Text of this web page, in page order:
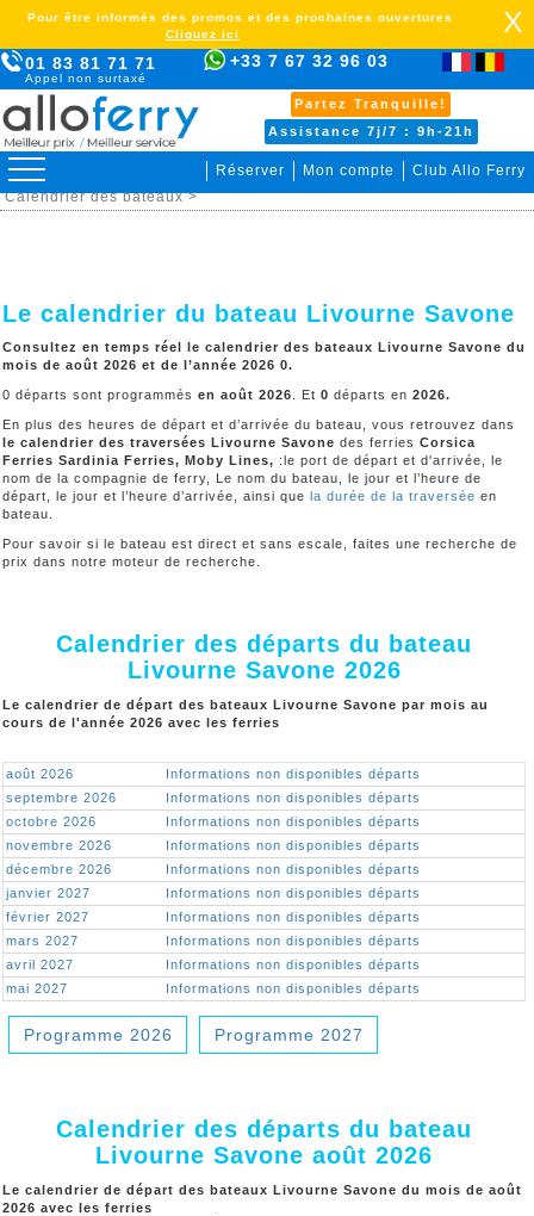
01 83 81 71 71
Appel non surtaxé
+33 7 67 32 96 03
Partez Tranquille!
Assistance 7j/7 : 9h-21h
Réserver Mon compte Club Allo Ferry
Pour être informés des promos et des prochaines ouvertures
Cliquez ici
X
> Livourne Savone > Organiser votre voyage >
Calendrier des bateaux >
Le calendrier du bateau Livourne Savone
Consultez en temps réel le calendrier des bateaux Livourne Savone du
mois de août 2026 et de l’année 2026 0.
0 départs sont programmés en août 2026 . Et 0 départs en 2026.
En plus des heures de départ et d’arrivée du bateau, vous retrouvez dans
le calendrier des traversées Livourne Savone des ferries Corsica
Ferries Sardinia Ferries, Moby Lines, :le port de départ et d'arrivée, le
nom de la compagnie de ferry, Le nom du bateau, le jour et l’heure de
départ, le jour et l’heure d’arrivée, ainsi que la durée de la traversée en
bateau.
Pour savoir si le bateau est direct et sans escale, faites une recherche de
prix dans notre moteur de recherche.
Calendrier des départs du bateau
Livourne Savone 2026
Le calendrier de départ des bateaux Livourne Savone par mois au
cours de l'année 2026 avec les ferries
août 2026
Informations non disponibles départs
septembre 2026
Informations non disponibles départs
octobre 2026
Informations non disponibles départs
novembre 2026
Informations non disponibles départs
décembre 2026
Informations non disponibles départs
janvier 2027
Informations non disponibles départs
février 2027
Informations non disponibles départs
mars 2027
Informations non disponibles départs
avril 2027
Informations non disponibles départs
mai 2027
Informations non disponibles départs
Programme 2026 Programme 2027
Calendrier des départs du bateau
Livourne Savone août 2026
Le calendrier de départ des bateaux Livourne Savone du mois de août
2026 avec les ferries